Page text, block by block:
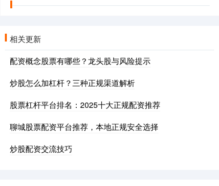
相关更新
配资概念股票有哪些？龙头股与风险提示
炒股怎么加杠杆？三种正规渠道解析
股票杠杆平台排名：2025十大正规配资推荐
聊城股票配资平台推荐，本地正规安全选择
炒股配资交流技巧